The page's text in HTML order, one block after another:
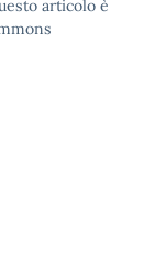
articolo è